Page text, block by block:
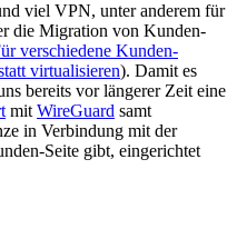
viel VPN, unter anderem für
die Migration von Kunden-
verschiedene Kunden-
virtualisieren). Damit es
bereits vor längerer Zeit eine
mitWireGuard samt
in Verbindung mit der
Seite gibt, eingerichtet